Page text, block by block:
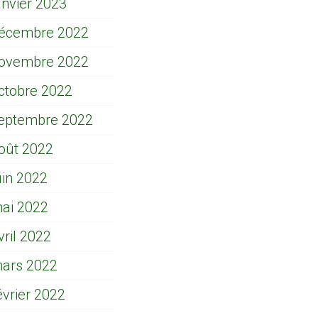
2022
2022
2022
2022
2022
2022
2022
2022
2022
2022